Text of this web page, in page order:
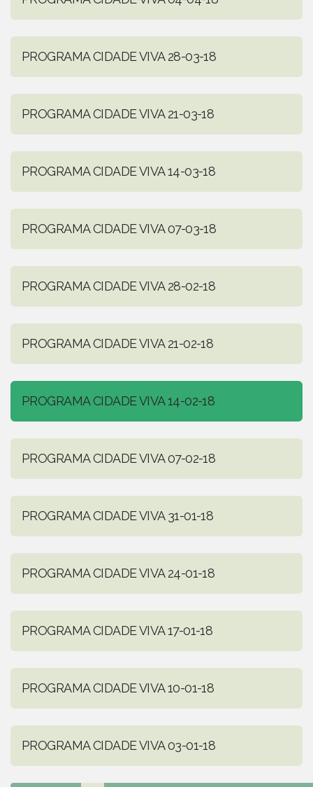
PROGRAMA CIDADE VIVA 28-03-18
PROGRAMA CIDADE VIVA 21-03-18
PROGRAMA CIDADE VIVA 14-03-18
PROGRAMA CIDADE VIVA 07-03-18
PROGRAMA CIDADE VIVA 28-02-18
PROGRAMA CIDADE VIVA 21-02-18
PROGRAMA CIDADE VIVA 14-02-18
PROGRAMA CIDADE VIVA 07-02-18
PROGRAMA CIDADE VIVA 31-01-18
PROGRAMA CIDADE VIVA 24-01-18
PROGRAMA CIDADE VIVA 17-01-18
PROGRAMA CIDADE VIVA 10-01-18
PROGRAMA CIDADE VIVA 03-01-18